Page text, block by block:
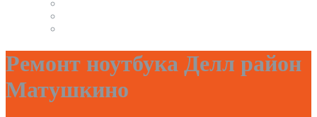
Ремонт ноутбука Делл район
Матушкино